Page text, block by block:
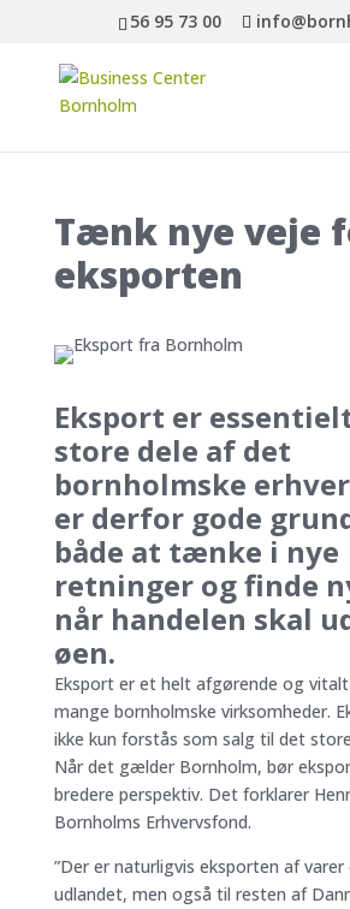
56 95 73 00
Tænk nye veje
eksporten
Eksport er
store dele af det
bornholmske
er derfor gode
både at tænke i nye
retninger og finde
når handelen skal
øen.
Eksport er et helt afgørende og
mange bornholmske virksomheder.
ikke kun forstås som salg til det
Når det gælder Bornholm, bør
bredere perspektiv. Det forklarer
Bornholms Erhvervsfond.
”Der er naturligvis eksporten af
udlandet, men også til resten af